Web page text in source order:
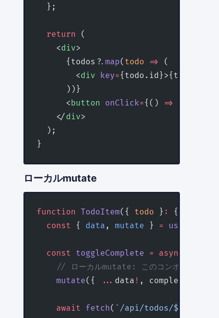
  };
  return
(
    <
div>
      {todos?.
map( todo => (
        <
div key=
      ))}
      <
button onClick= {() =>
    </
div>
  );
}
ローカルmutate
function TodoItem({ todo } : {
  const
{ data , mutate } = useSWR
  const
toggleComplete = async
// ローカルmutate: このコンポーネントの
    mutate
({ ... data ! , completed:
    await
fetch( `/api/todos/${